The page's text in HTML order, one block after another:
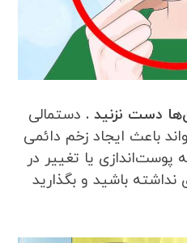
دست نزنید . دستمالی
باعث ایجاد زخم دائمی
یا تغییر در
باشید و بگذارید